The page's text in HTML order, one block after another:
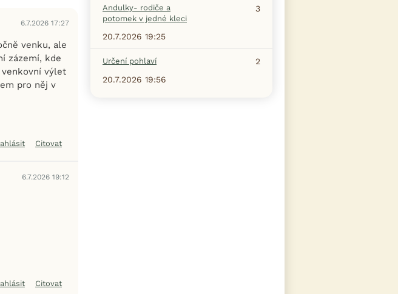
6.7.2026 17:27
venku, ale
zázemí, kde
výlet
pro něj v
Citovat
6.7.2026 19:12
Citovat
Andulky- rodiče a
potomek v jedné kleci
3
20.7.2026 19:25
Určení pohlaví
2
20.7.2026 19:56